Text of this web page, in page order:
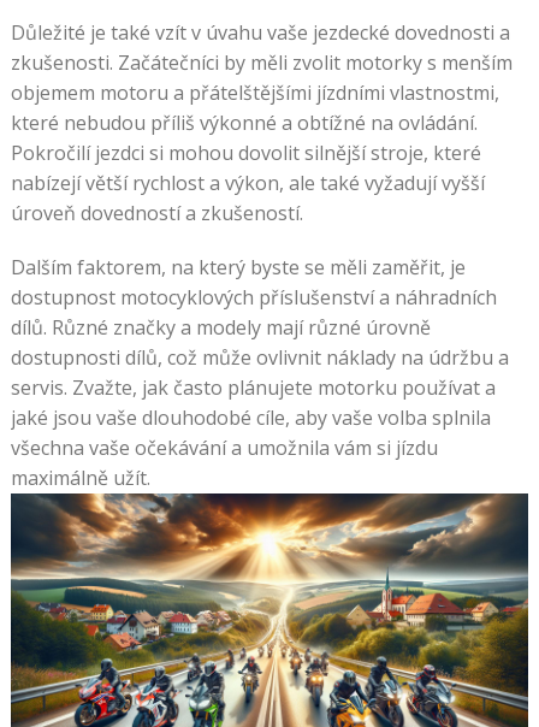
Důležité je také vzít v úvahu vaše jezdecké dovednosti a
zkušenosti. Začátečníci by měli zvolit motorky s menším
objemem motoru a přátelštějšími jízdními vlastnostmi,
které nebudou příliš výkonné a obtížné na ovládání.
Pokročilí jezdci si mohou dovolit silnější stroje, které
nabízejí větší rychlost a výkon, ale také vyžadují vyšší
úroveň dovedností a zkušeností.
Dalším faktorem, na který byste se měli zaměřit, je
dostupnost motocyklových příslušenství a náhradních
dílů. Různé značky a modely mají různé úrovně
dostupnosti dílů, což může ovlivnit náklady na údržbu a
servis. Zvažte, jak často plánujete motorku používat a
jaké jsou vaše dlouhodobé cíle, aby vaše volba splnila
všechna vaše očekávání a umožnila vám si jízdu
maximálně užít.